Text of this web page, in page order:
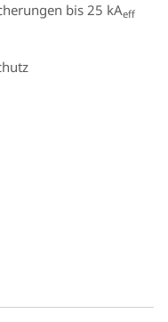
bis 25 kAeff